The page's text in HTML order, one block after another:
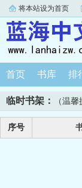
将本站设为首页
首页 书库 排
临时书架： （温
序号